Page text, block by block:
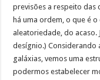
previsões a respeito das
há uma ordem, o que é
aleatoriedade, do acaso.
desígnio.) Considerando
galáxias, vemos uma
podermos estabelecer